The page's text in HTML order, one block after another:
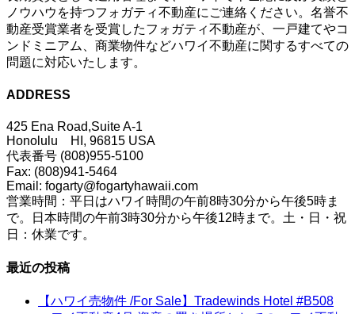
ノウハウを持つフォガティ不動産にご連絡ください。名誉不
動産受賞業者を受賞したフォガティ不動産が、一戸建てやコ
ンドミニアム、商業物件などハワイ不動産に関するすべての
問題に対応いたします。
ADDRESS
425 Ena Road,Suite A-1
Honolulu HI, 96815 USA
代表番号 (808)955-5100
Fax: (808)941-5464
Email: fogarty@fogartyhawaii.com
営業時間：平日はハワイ時間の午前8時30分から午後5時ま
で。日本時間の午前3時30分から午後12時まで。土・日・祝
日：休業です。
最近の投稿
【ハワイ売物件 /For Sale】Tradewinds Hotel #B508